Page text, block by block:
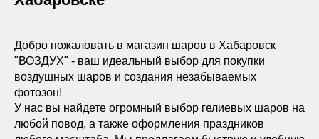
Добро пожаловать в магазин шаров в Хабаровск
"ВОЗДУХ" - ваш идеальный выбор для покупки
воздушных шаров и создания незабываемых
фотозон!
У нас вы найдете огромный выбор гелиевых шаров на
любой повод, а также оформления праздников